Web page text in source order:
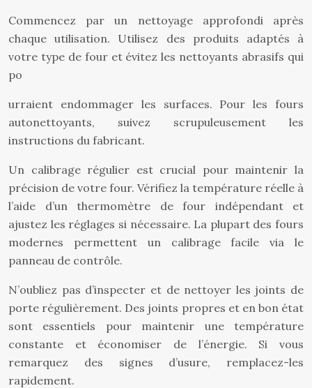
Commencez par un nettoyage approfondi après
chaque utilisation. Utilisez des produits adaptés à
votre type de four et évitez les nettoyants abrasifs qui
po
urraient endommager les surfaces. Pour les fours
autonettoyants, suivez scrupuleusement les
instructions du fabricant.
Un calibrage régulier est crucial pour maintenir la
précision de votre four. Vérifiez la température réelle à
l’aide d’un thermomètre de four indépendant et
ajustez les réglages si nécessaire. La plupart des fours
modernes permettent un calibrage facile via le
panneau de contrôle.
N’oubliez pas d’inspecter et de nettoyer les joints de
porte régulièrement. Des joints propres et en bon état
sont essentiels pour maintenir une température
constante et économiser de l’énergie. Si vous
remarquez des signes d’usure, remplacez-les
rapidement.